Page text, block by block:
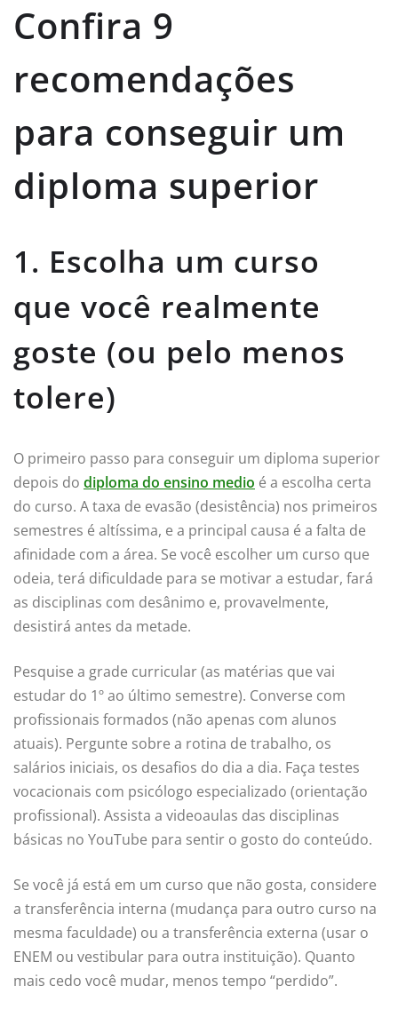
Confira 9
recomendações
para conseguir um
diploma superior
1. Escolha um curso
que você realmente
goste (ou pelo menos
tolere)
O primeiro passo para conseguir um diploma superior
depois do diploma do ensino medio é a escolha certa
do curso. A taxa de evasão (desistência) nos primeiros
semestres é altíssima, e a principal causa é a falta de
afinidade com a área. Se você escolher um curso que
odeia, terá dificuldade para se motivar a estudar, fará
as disciplinas com desânimo e, provavelmente,
desistirá antes da metade.
Pesquise a grade curricular (as matérias que vai
estudar do 1º ao último semestre). Converse com
profissionais formados (não apenas com alunos
atuais). Pergunte sobre a rotina de trabalho, os
salários iniciais, os desafios do dia a dia. Faça testes
vocacionais com psicólogo especializado (orientação
profissional). Assista a videoaulas das disciplinas
básicas no YouTube para sentir o gosto do conteúdo.
Se você já está em um curso que não gosta, considere
a transferência interna (mudança para outro curso na
mesma faculdade) ou a transferência externa (usar o
ENEM ou vestibular para outra instituição). Quanto
mais cedo você mudar, menos tempo “perdido”.